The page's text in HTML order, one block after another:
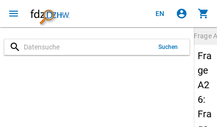
menu EN account_circle shopping_cart
search Suchen
Frage
Fra
ge
A2
6:
Fra